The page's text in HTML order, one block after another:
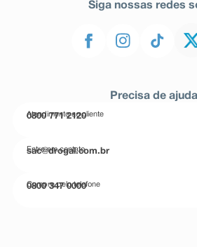
Siga nossas redes
Precisa de
Atendimento ao cliente
0800 771 2120
Entre em contato
sac@drogal.com.br
Compre pelo telefone
0800 347 0000